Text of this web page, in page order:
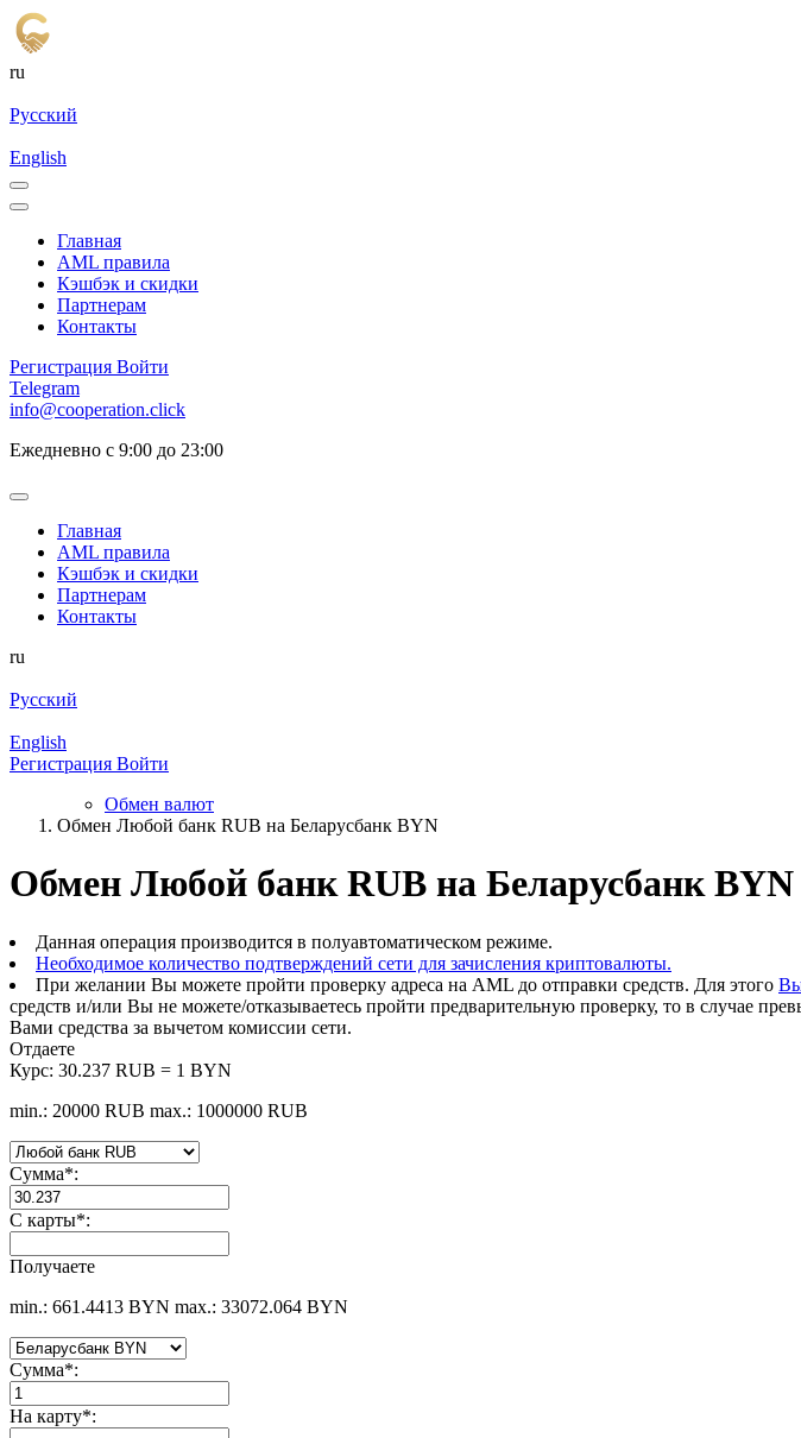
ru
Русский
English
Главная
AML правила
Кэшбэк и cкидки
Партнерам
Контакты
Регистрация Войти
Telegram
info@cooperation.click
Ежедневно с 9:00 до 23:00
Главная
AML правила
Кэшбэк и cкидки
Партнерам
Контакты
ru
Русский
English
Регистрация Войти
Обмен валют
Обмен Любой банк RUB на Беларусбанк BYN
Обмен Любой банк RUB на Беларусбанк BYN
Данная операция производится в полуавтоматическом режиме.
Необходимое количество подтверждений сети для зачисления криптовалюты.
При желании Вы можете пройти проверку адреса на AML до отправки средств. Для этого
средств и/или Вы не можете/отказываетесь пройти предварительную проверку, то в случае
Вами средства за вычетом комиссии сети.
Отдаете
Курс: 30.237 RUB = 1 BYN
min.: 20000 RUB max.: 1000000 RUB
Сумма*:
С карты*:
Получаете
min.: 661.4413 BYN max.: 33072.064 BYN
Сумма*:
На карту*: